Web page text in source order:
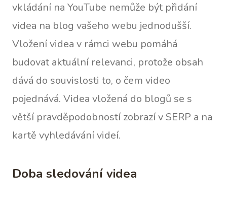
vkládání na YouTube nemůže být přidání
videa na blog vašeho webu jednodušší.
Vložení videa v rámci webu pomáhá
budovat aktuální relevanci, protože obsah
dává do souvislosti to, o čem video
pojednává. Videa vložená do blogů se s
větší pravděpodobností zobrazí v SERP a na
kartě vyhledávání videí.
Doba sledování videa